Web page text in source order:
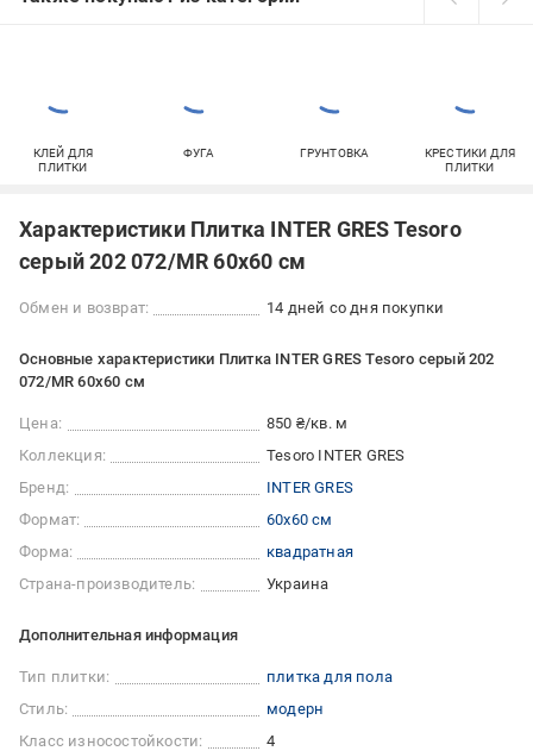
КЛЕЙ ДЛЯ
ПЛИТКИ
ФУГА ГРУНТОВКА
КРЕСТИКИ ДЛЯ
ПЛИТКИ
Характеристики Плитка INTER GRES Tesoro
серый 202 072/MR 60x60 см
Обмен и возврат: 14 дней со дня покупки
Основные характеристики Плитка INTER GRES Tesoro серый 202
072/MR 60x60 см
Цена:
850 ₴/кв. м
Коллекция:
Tesoro INTER GRES
Бренд:
INTER GRES
Формат:
60x60 см
Форма:
квадратная
Страна-производитель:
Украина
Дополнительная информация
Тип плитки:
плитка для пола
Стиль:
модерн
Класс износостойкости:
4